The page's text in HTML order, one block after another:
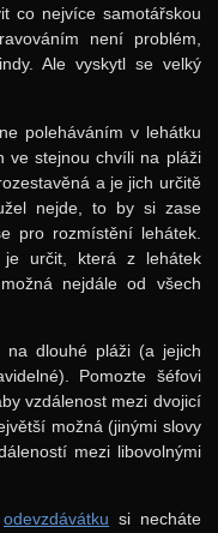
co nejvíce samotářskou
není problém,
Ale vyskytl se velký
poleháváním v lehátku
stejnou chvíli na pláži
a je jich určitě
nejde, to by si zase
pro rozmístění lehátek.
určit, která z lehátek
nejdále od všech
na dlouhé pláži (a jejich
Pomozte šéfovi
vzdálenost mezi dvojicí
možná (jinými slovy
mezi libovolnými
odevzdávátku si necháte